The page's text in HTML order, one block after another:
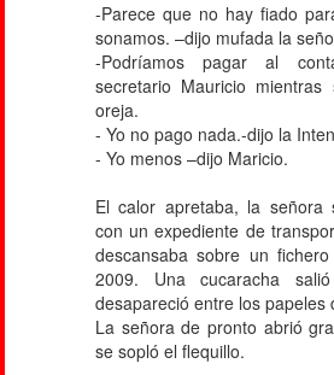
-Parece que no hay fiado
sonamos. –dijo mufada la
-Podríamos pagar al
secretario Mauricio
oreja.
- Yo no pago nada.-dijo la
- Yo menos –dijo Maricio.
El calor apretaba, la señora
con un expediente de
descansaba sobre un
2009. Una cucaracha
desapareció entre los papeles
La señora de pronto abrió
se sopló el flequillo.